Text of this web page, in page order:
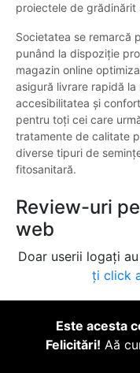
proiectele de grădinărit
Societatea se remarcă
punând la dispoziție
magazin online
asigură livrare rapidă
accesibilitatea și
pentru toți cei care
tratamente de calitate
diverse tipuri de
fitosanitară.
Review-uri
web
Doar userii logați
ți click
Este acesta
Felicitări! Aă